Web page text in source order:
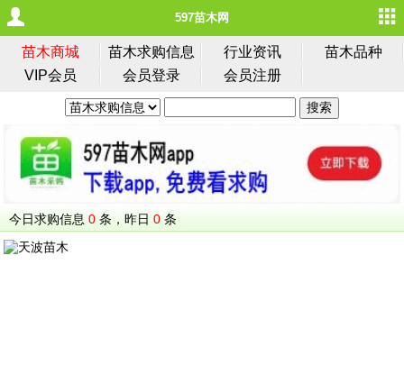
597苗木网
苗木商城 苗木求购信息 行业资讯
苗木品种
VIP会员
会员登录 会员注册
今日求购信息 0 条，昨日 0 条